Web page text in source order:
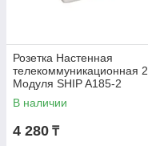
Розетка Настенная
телекоммуникационная 2
Модуля SHIP A185-2
В наличии
4 280 ₸